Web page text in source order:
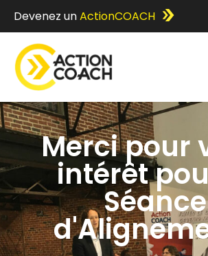
Devenez unActionCOACH
Merci pour
intérêt
Séance